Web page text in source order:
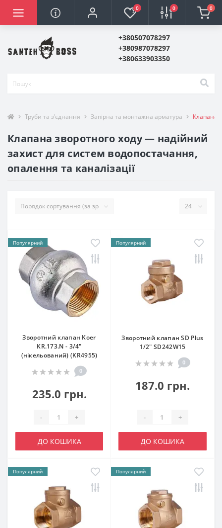
0 0 0
+380507078297
+380987078297
+380633903350
Труби та з'єднання Запірна та монтажна арматура Клапана
Клапана зворотного ходу — надійний
захист для систем водопостачання,
опалення та каналізації
Популярний
Зворотний клапан Koer
KR.173.N - 3/4"
(нікельований) (KR4955)
0
235.0 грн.
- +
ДО КОШИКА
Популярний
Зворотний клапан SD Plus
1/2" SD242W15
0
187.0 грн.
- +
ДО КОШИКА
Популярний Популярний